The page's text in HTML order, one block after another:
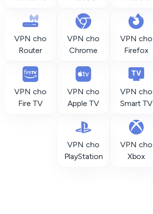
VPN cho
Router
VPN cho
Chrome
VPN cho
Firefox
VPN cho
Fire TV
VPN cho
Apple TV
VPN cho
Smart TV
VPN cho
PlayStation
VPN cho
Xbox